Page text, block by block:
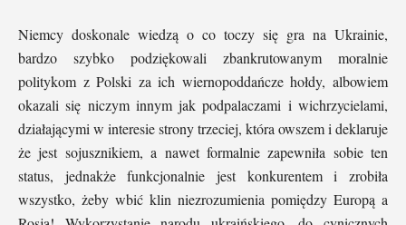
Niemcy doskonale wiedzą o co toczy się gra na Ukrainie,
bardzo szybko podziękowali zbankrutowanym moralnie
politykom z Polski za ich wiernopoddańcze hołdy, albowiem
okazali się niczym innym jak podpalaczami i wichrzycielami,
działającymi w interesie strony trzeciej, która owszem i deklaruje
że jest sojusznikiem, a nawet formalnie zapewniła sobie ten
status, jednakże funkcjonalnie jest konkurentem i zrobiła
wszystko, żeby wbić klin niezrozumienia pomiędzy Europą a